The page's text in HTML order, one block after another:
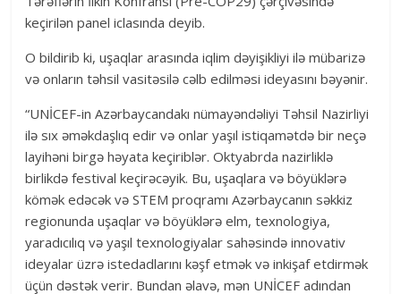
keçirilən panel iclasında deyib.
O bildirib ki, uşaqlar arasında iqlim dəyişikliyi ilə mübarizə
və onların təhsil vasitəsilə cəlb edilməsi ideyasını bəyənir.
“UNİCEF-in Azərbaycandakı nümayəndəliyi Təhsil Nazirliyi
ilə sıx əməkdaşlıq edir və onlar yaşıl istiqamətdə bir neçə
layihəni birgə həyata keçiriblər. Oktyabrda nazirliklə
birlikdə festival keçirəcəyik. Bu, uşaqlara və böyüklərə
kömək edəcək və STEM proqramı Azərbaycanın səkkiz
regionunda uşaqlar və böyüklərə elm, texnologiya,
yaradıcılıq və yaşıl texnologiyalar sahəsində innovativ
ideyalar üzrə istedadlarını kəşf etmək və inkişaf etdirmək
üçün dəstək verir. Bundan əlavə, mən UNİCEF adından